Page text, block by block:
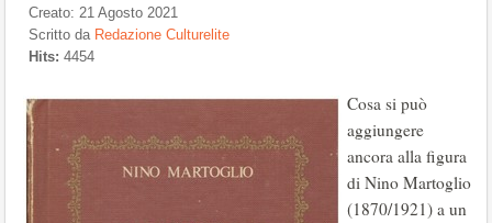
Creato: 21 Agosto 2021
Scritto da Redazione Culturelite
Hits: 4454
Cosa si può
aggiungere
ancora alla figura
di Nino Martoglio
(1870/1921) a un